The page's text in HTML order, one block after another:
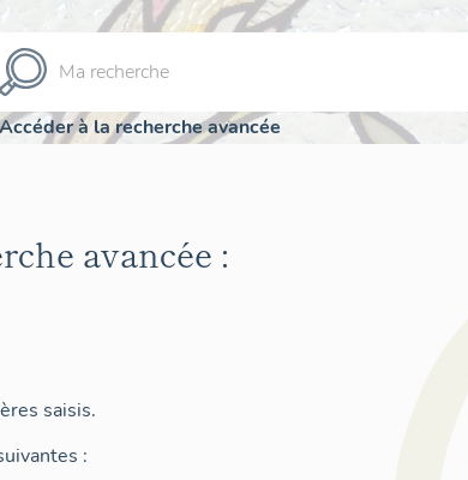
Accéder à la recherche avancée
avancée :
saisis.
: